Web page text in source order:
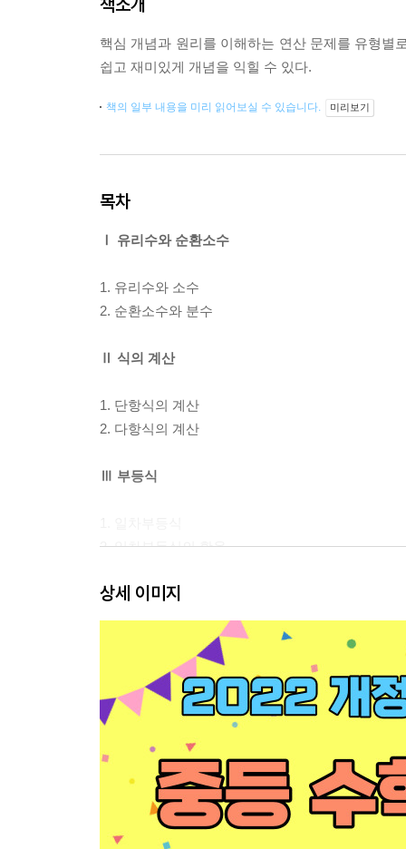
핵심 개념과 원리를 이해하는 연산 문제를 유형별
쉽고 재미있게 개념을 익힐 수 있다.
책의 일부 내용을 미리 읽어보실 수 있습니다. 미리보기
목차
Ⅰ 유리수와 순환소수
1. 유리수와 소수
2. 순환소수와 분수
Ⅱ 식의 계산
1. 단항식의 계산
2. 다항식의 계산
Ⅲ 부등식
2. 일차부등식의 활용
Ⅳ 연립일차방정식
1. 연립일차방정식
2. 연립방정식의 활용
Ⅴ 일차함수
1. 일차함수와 그래프
2. 일차함수와 일차방정식의 관계
상세 이미지